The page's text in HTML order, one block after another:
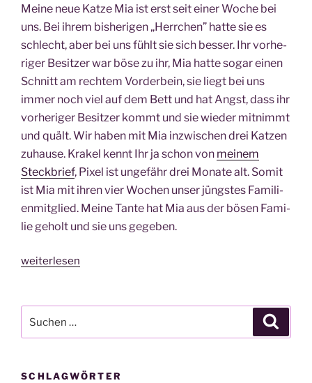
Mei­ne neue Kat­ze Mia ist erst seit einer Woche bei
uns. Bei ihrem bis­he­ri­gen „Herr­chen” hat­te sie es
schlecht, aber bei uns fühlt sie sich bes­ser. Ihr vor­he­
ri­ger Besit­zer war böse zu ihr, Mia hat­te sogar einen
Schnitt am rech­tem Vor­der­bein, sie liegt bei uns
immer noch viel auf dem Bett und hat Angst, dass ihr
vor­he­ri­ger Besit­zer kommt und sie wie­der mit­nimmt
und quält. Wir haben mit Mia inzwi­schen drei Kat­zen
zuhau­se. Kra­kel kennt Ihr ja schon von mei­nem
Steck­brief, Pixel ist unge­fähr drei Mona­te alt. Somit
ist Mia mit ihren vier Wochen unser jüngs­tes Fami­li­
en­mit­glied. Mei­ne Tan­te hat Mia aus der bösen Fami­
lie geholt und sie uns gegeben.
„IGEL
len­
der
chen:
weiterlesen
nach:
SCHLAGWÖRTER